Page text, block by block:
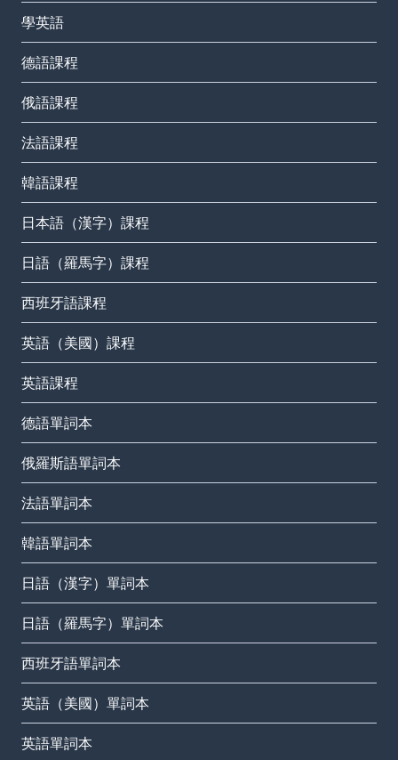
學英語
德語課程
俄語課程
法語課程
韓語課程
日本語（漢字）課程
日語（羅馬字）課程
西班牙語課程
英語（美國）課程
英語課程
德語單詞本
俄羅斯語單詞本
法語單詞本
韓語單詞本
日語（漢字）單詞本
日語（羅馬字）單詞本
西班牙語單詞本
英語（美國）單詞本
英語單詞本